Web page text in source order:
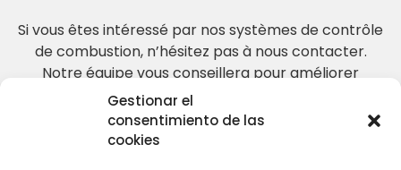
Gestionar el
consentimiento de las
cookies
Si vous êtes intéressé par nos systèmes de contrôle
de combustion, n’hésitez pas à nous contacter.
Notre équipe vous conseillera pour améliorer
l’efficacité de vos processus de combustion